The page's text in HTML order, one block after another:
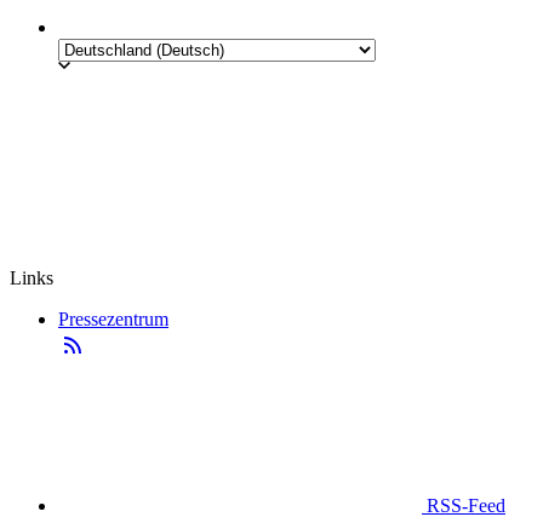
Links
Pressezentrum
RSS-Feed